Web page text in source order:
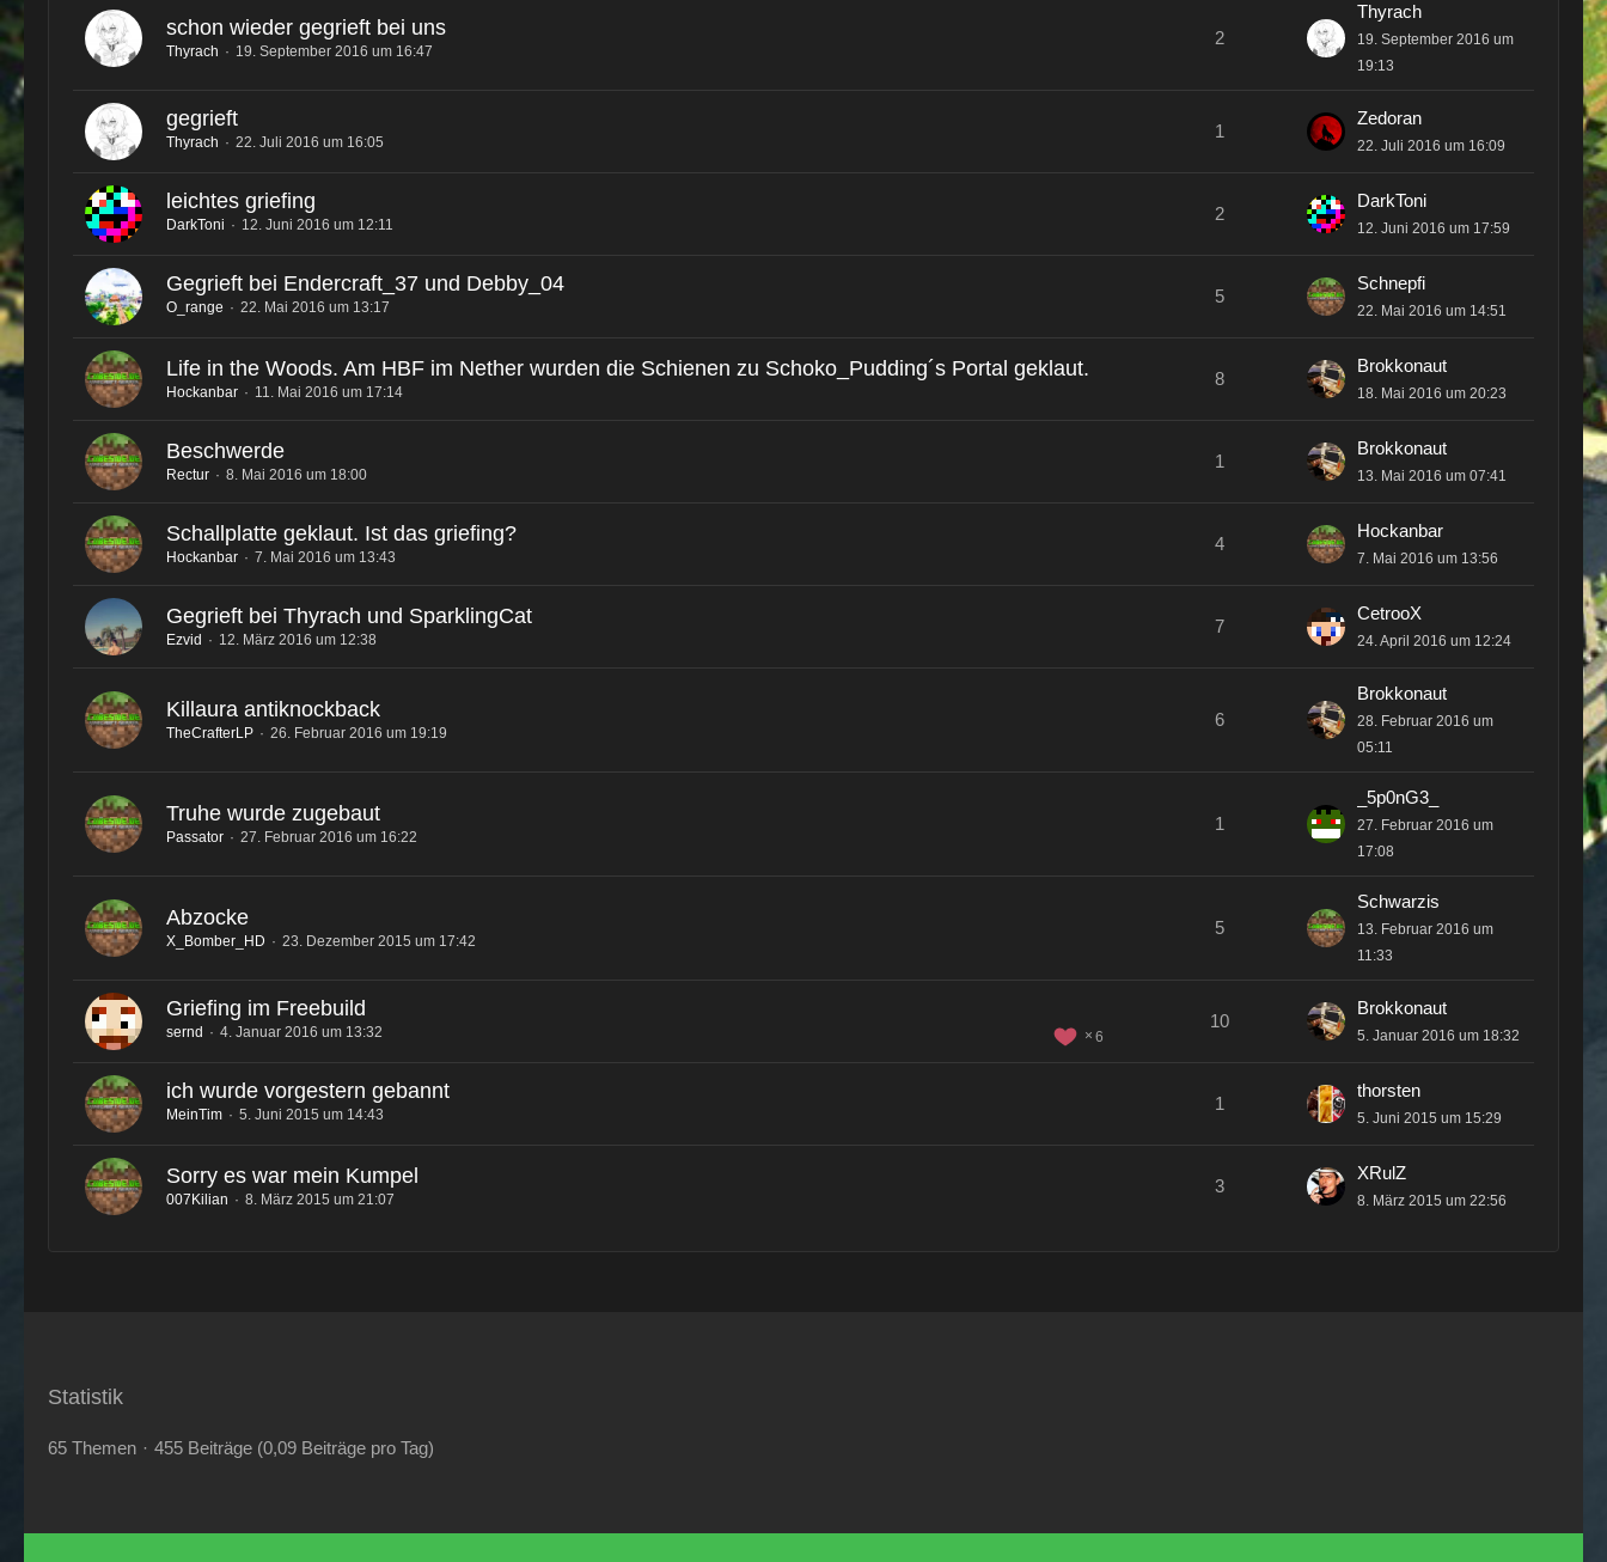
schon wieder gegrieft bei uns
Thyrach 19. September 2016 um 16:47
2
Thyrach
19. September 2016 um
19:13
gegrieft
Thyrach 22. Juli 2016 um 16:05
1
Zedoran
22. Juli 2016 um 16:09
leichtes griefing
DarkToni 12. Juni 2016 um 12:11
2
DarkToni
12. Juni 2016 um 17:59
Gegrieft bei Endercraft_37 und Debby_04
O_range 22. Mai 2016 um 13:17
5
Schnepfi
22. Mai 2016 um 14:51
Life in the Woods. Am HBF im Nether wurden die Schienen zu Schoko_Pudding´s Portal geklaut.
Hockanbar 11. Mai 2016 um 17:14
8
Brokkonaut
18. Mai 2016 um 20:23
Beschwerde
Rectur 8. Mai 2016 um 18:00
1
Brokkonaut
13. Mai 2016 um 07:41
Schallplatte geklaut. Ist das griefing?
Hockanbar 7. Mai 2016 um 13:43
4
Hockanbar
7. Mai 2016 um 13:56
Gegrieft bei Thyrach und SparklingCat
Ezvid 12. März 2016 um 12:38
7
CetrooX
24. April 2016 um 12:24
Killaura antiknockback
TheCrafterLP 26. Februar 2016 um 19:19
6
Brokkonaut
28. Februar 2016 um
05:11
Truhe wurde zugebaut
Passator 27. Februar 2016 um 16:22
1
_5p0nG3_
27. Februar 2016 um
17:08
Abzocke
X_Bomber_HD 23. Dezember 2015 um 17:42
5
Schwarzis
13. Februar 2016 um
11:33
Griefing im Freebuild
6
sernd 4. Januar 2016 um 13:32
10
Brokkonaut
5. Januar 2016 um 18:32
ich wurde vorgestern gebannt
MeinTim 5. Juni 2015 um 14:43
1
thorsten
5. Juni 2015 um 15:29
Sorry es war mein Kumpel
007Kilian 8. März 2015 um 21:07
3
XRulZ
8. März 2015 um 22:56
Statistik
65 Themen 455 Beiträge (0,09 Beiträge pro Tag)